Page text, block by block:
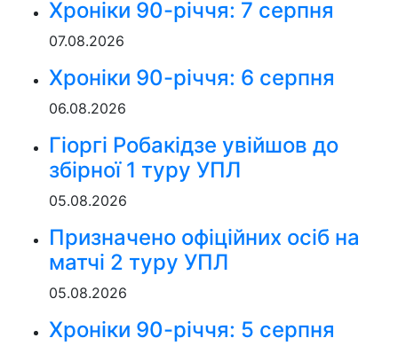
Хроніки 90-річчя: 7 серпня
07.08.2026
Хроніки 90-річчя: 6 серпня
06.08.2026
Гіоргі Робакідзе увійшов до
збірної 1 туру УПЛ
05.08.2026
Призначено офіційних осіб на
матчі 2 туру УПЛ
05.08.2026
Хроніки 90-річчя: 5 серпня